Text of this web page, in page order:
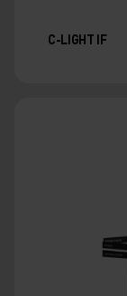
C-LIGHT IF